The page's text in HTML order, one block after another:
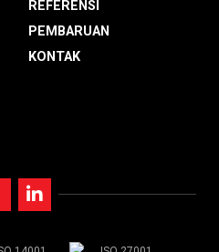
REFERENSI
PEMBARUAN
KONTAK